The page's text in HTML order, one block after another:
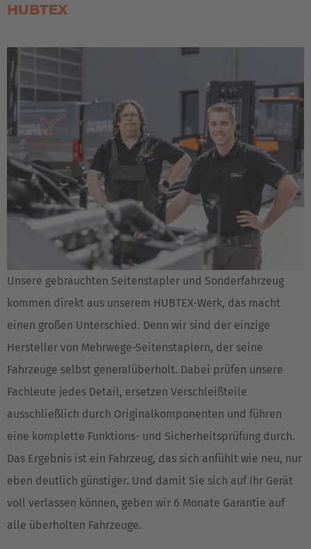
HUBTEX
Unsere gebrauchten Seitenstapler und Sonderfahrzeug
kommen direkt aus unserem HUBTEX-Werk, das macht
einen großen Unterschied. Denn wir sind der einzige
Hersteller von Mehrwege-Seitenstaplern, der seine
Fahrzeuge selbst generalüberholt. Dabei prüfen unsere
Fachleute jedes Detail, ersetzen Verschleißteile
ausschließlich durch Originalkomponenten und führen
eine komplette Funktions- und Sicherheitsprüfung durch.
Das Ergebnis ist ein Fahrzeug, das sich anfühlt wie neu, nur
eben deutlich günstiger. Und damit Sie sich auf Ihr Gerät
voll verlassen können, geben wir 6 Monate Garantie auf
alle überholten Fahrzeuge.